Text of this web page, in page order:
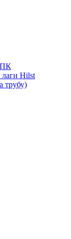
Hilst
трубу)